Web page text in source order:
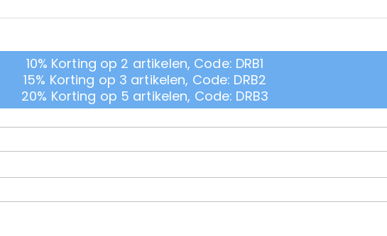
10% Korting op 2 artikelen, Code: DRB1
15% Korting op 3 artikelen, Code: DRB2
20% Korting op 5 artikelen, Code: DRB3